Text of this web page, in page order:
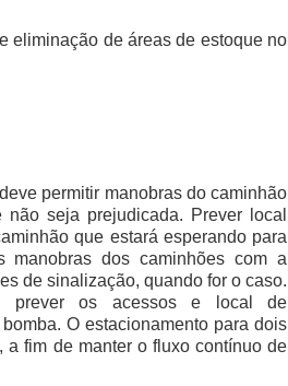
eliminação de áreas de estoque no
permitir manobras do caminhão
seja prejudicada. Prever local
que estará esperando para
manobras dos caminhões com a
de sinalização, quando for o caso.
prever os acessos e local de
O estacionamento para dois
a fim de manter o fluxo contínuo de